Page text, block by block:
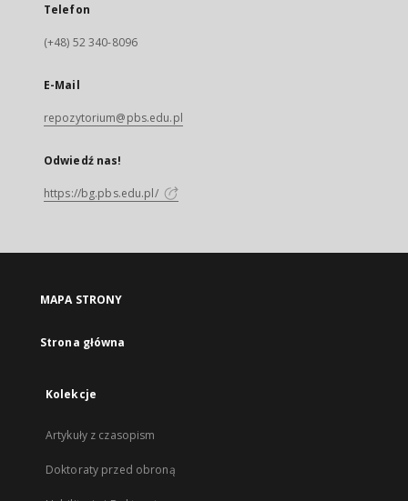
Telefon
(+48) 52 340-8096
E-Mail
repozytorium@pbs.edu.pl
Odwiedź nas!
https://bg.pbs.edu.pl/
MAPA STRONY
Strona główna
Kolekcje
Artykuły z czasopism
Doktoraty przed obroną